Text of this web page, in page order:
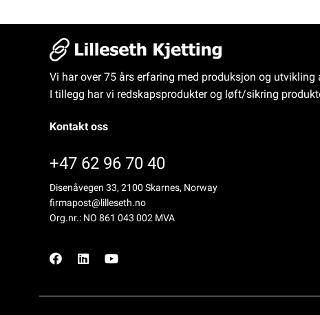
Vi har over 75 års erfaring med produksjon og utvikling
I tillegg har vi redskapsprodukter og løft/sikring
Kontakt oss
+47 62 96 70 40
Disenåvegen 33, 2100 Skarnes, Norway
firmapost@lilleseth.no
Org.nr.: NO 861 043 002 MVA